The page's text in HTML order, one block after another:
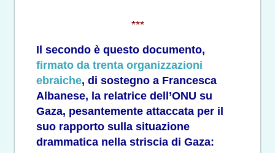
***
Il secondo è questo documento,
firmato da trenta organizzazioni
ebraiche, di sostegno a Francesca
Albanese, la relatrice dell’ONU su
Gaza, pesantemente attaccata per il
suo rapporto sulla situazione
drammatica nella striscia di Gaza: